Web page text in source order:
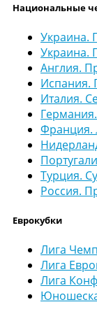
Национальные
Украина.
Украина.
Англия.
Испания.
Италия.
Франция.
Турция.
Россия.
Еврокубки
Лига
Лига
Лига